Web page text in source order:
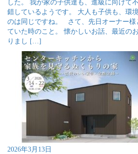
した。 我が家の子供達も、進級に向けて
錯しているようです。 大人も子供も、環
のは同じですね。 さて、先日オーナー様
ていた時のこと。 懐かしいお話、最近の
りまし […]
2026年3月13日